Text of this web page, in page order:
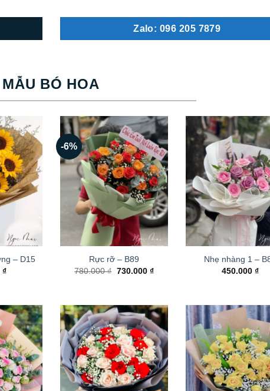
Zalo: 096 205 7879
MẪU BÓ HOA
– D15
₫
-6%
Rực rỡ – B89
780.000₫ Giá
730.000 ₫Giá
730.000 ₫.
Nhẹ nhàng 1 –
450.000 ₫